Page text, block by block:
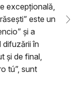
excepțională,
este un
și a
difuzării în
și de final,
tú”, sunt